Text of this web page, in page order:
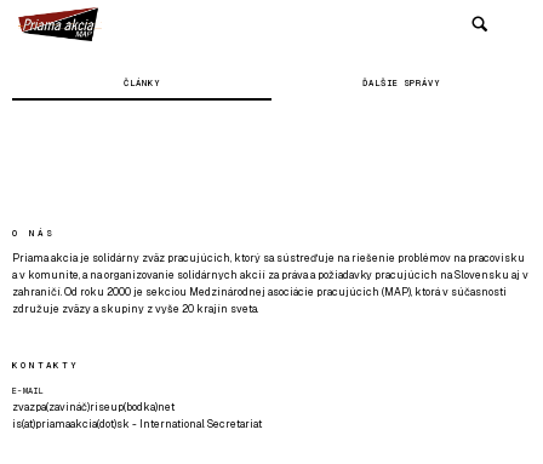
ČLÁNKY ĎALŠIE SPRÁVY
O NÁS
Priama akcia je solidárny zväz pracujúcich, ktorý sa sústreďuje na riešenie problémov na pracovisku
a v komunite, a na organizovanie solidárnych akcií za práva a požiadavky pracujúcich na Slovensku aj v
zahraničí. Od roku 2000 je sekciou Medzinárodnej asociácie pracujúcich (MAP), ktorá v súčasnosti
združuje zväzy a skupiny z vyše 20 krajín sveta.
KONTAKTY
E-MAIL
zvazpa(zavináč)riseup(bodka)net
is(at)priamaakcia(dot)sk - International Secretariat